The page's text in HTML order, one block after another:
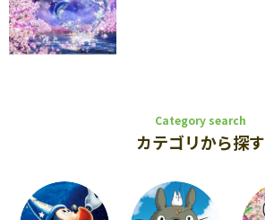
Category search
カテゴリから探す